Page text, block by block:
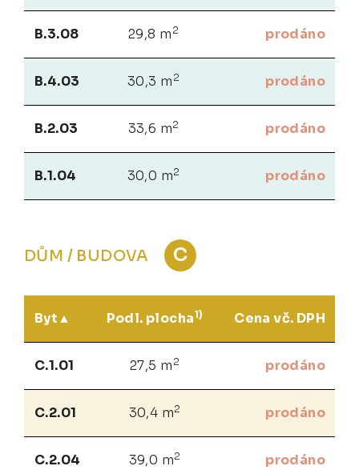
B.3.08 29,8 m 2 prodáno
B.4.03 30,3 m 2 prodáno
B.2.03 33,6 m2 prodáno
B.1.04 30,0 m2 prodáno
DŮM / BUDOVA C
Byt Podl. plocha1) Cena vč. DPH
C.1.01 27,5 m 2 prodáno
C.2.01 30,4 m2 prodáno
C.2.04 39,0 m2 prodáno